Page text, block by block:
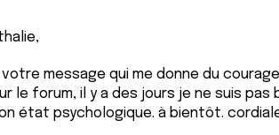
votre message qui me donne du
le forum, il y a des jours je ne suis
état psychologique. à bientôt.